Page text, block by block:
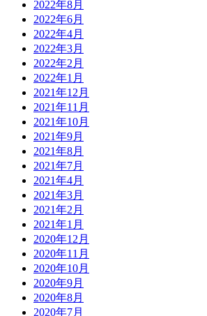
2022年8月
2022年6月
2022年4月
2022年3月
2022年2月
2022年1月
2021年12月
2021年11月
2021年10月
2021年9月
2021年8月
2021年7月
2021年4月
2021年3月
2021年2月
2021年1月
2020年12月
2020年11月
2020年10月
2020年9月
2020年8月
2020年7月